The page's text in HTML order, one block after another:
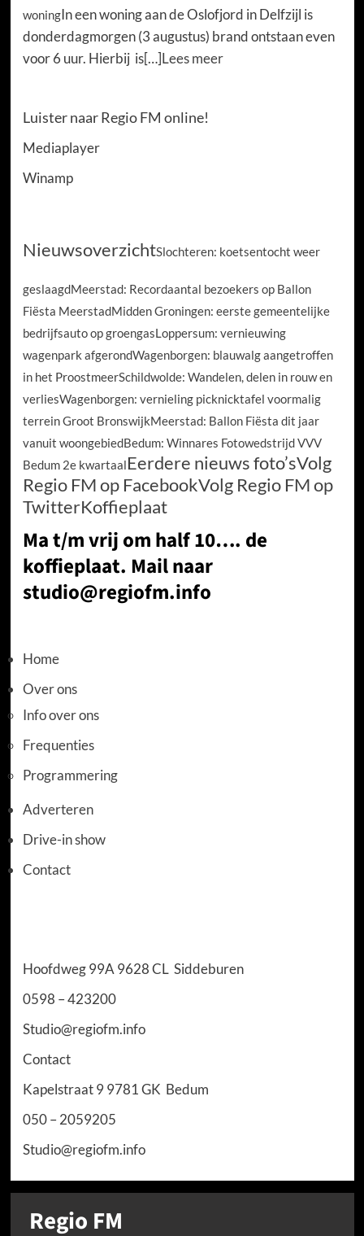
woningIn een woning aan de Oslofjord in Delfzijl is
donderdagmorgen (3 augustus) brand ontstaan even
voor 6 uur. Hierbij is[…]Lees meer
Luister naar Regio FM online!
Mediaplayer
Winamp
NieuwsoverzichtSlochteren: koetsentocht weer
geslaagdMeerstad: Recordaantal bezoekers op Ballon
Fiësta MeerstadMidden Groningen: eerste gemeentelijke
bedrijfsauto op groengasLoppersum: vernieuwing
wagenpark afgerondWagenborgen: blauwalg aangetroffen
in het ProostmeerSchildwolde: Wandelen, delen in rouw en
verliesWagenborgen: vernieling picknicktafel voormalig
terrein Groot BronswijkMeerstad: Ballon Fiësta dit jaar
vanuit woongebiedBedum: Winnares Fotowedstrijd VVV
Bedum 2e kwartaalEerdere nieuws foto’sVolg
Regio FM op FacebookVolg Regio FM op
TwitterKoffieplaat
Ma t/m vrij om half 10…. de
koffieplaat. Mail naar
studio@regiofm.info
Home
Over ons
Info over ons
Frequenties
Programmering
Adverteren
Drive-in show
Contact
Hoofdweg 99A 9628 CL Siddeburen
0598 – 423200
Studio@regiofm.info
Contact​
Kapelstraat 9 9781 GK Bedum
050 – 2059205
Studio@regiofm.info
Regio FM